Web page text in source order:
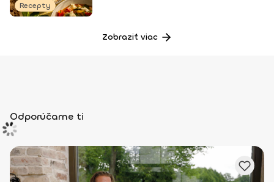
Recepty
Zobraziť viac
Odporúčame ti